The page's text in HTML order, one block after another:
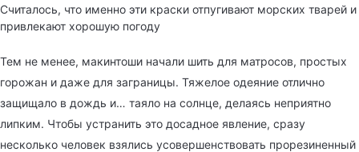
Считалось, что именно эти краски отпугивают морских тварей и
привлекают хорошую погоду
Тем не менее, макинтоши начали шить для матросов, простых
горожан и даже для заграницы. Тяжелое одеяние отлично
защищало в дождь и… таяло на солнце, делаясь неприятно
липким. Чтобы устранить это досадное явление, сразу
несколько человек взялись усовершенствовать прорезиненный